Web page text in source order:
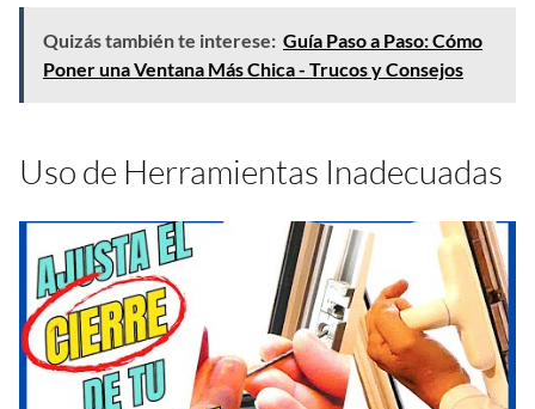
Quizás también te interese: Guía Paso a Paso: Cómo
Poner una Ventana Más Chica - Trucos y Consejos
Uso de Herramientas Inadecuadas